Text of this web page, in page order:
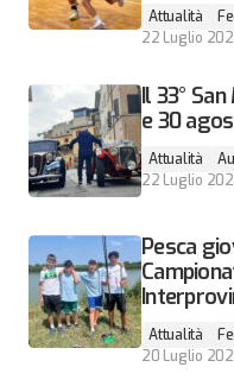
Attualità
22 Luglio
Il 33°
e 30
Attualità
22 Luglio
Pesca
Attualità
20 Luglio